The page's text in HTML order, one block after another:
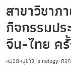
สาขาวิชา
กิจกรรมป
จีน-ไทย ค
หมวดหมู่ข่าว: sinology-กิจ